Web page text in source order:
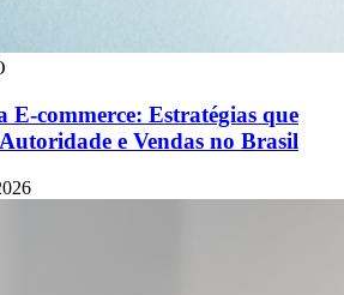
commerce: Estratégias que
e Vendas no Brasil